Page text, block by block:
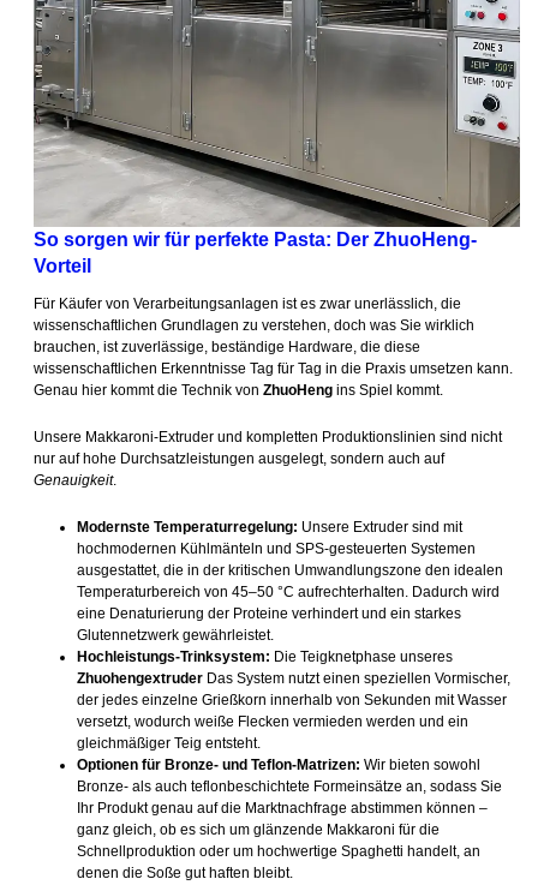
So sorgen wir für perfekte Pasta: Der ZhuoHeng-
Vorteil
Für Käufer von Verarbeitungsanlagen ist es zwar unerlässlich, die
wissenschaftlichen Grundlagen zu verstehen, doch was Sie wirklich
brauchen, ist zuverlässige, beständige Hardware, die diese
wissenschaftlichen Erkenntnisse Tag für Tag in die Praxis umsetzen kann.
Genau hier kommt die Technik von ZhuoHengins Spiel kommt.
Unsere Makkaroni-Extruder und kompletten Produktionslinien sind nicht
nur auf hohe Durchsatzleistungen ausgelegt, sondern auch auf
Genauigkeit.
Modernste Temperaturregelung: Unsere Extruder sind mit
hochmodernen Kühlmänteln und SPS-gesteuerten Systemen
ausgestattet, die in der kritischen Umwandlungszone den idealen
Temperaturbereich von 45–50 °C aufrechterhalten. Dadurch wird
eine Denaturierung der Proteine verhindert und ein starkes
Glutennetzwerk gewährleistet.
Hochleistungs-Trinksystem: Die Teigknetphase unseres
ZhuohengextruderDas System nutzt einen speziellen Vormischer,
der jedes einzelne Grießkorn innerhalb von Sekunden mit Wasser
versetzt, wodurch weiße Flecken vermieden werden und ein
gleichmäßiger Teig entsteht.
Optionen für Bronze- und Teflon-Matrizen: Wir bieten sowohl
Bronze- als auch teflonbeschichtete Formeinsätze an, sodass Sie
Ihr Produkt genau auf die Marktnachfrage abstimmen können –
ganz gleich, ob es sich um glänzende Makkaroni für die
Schnellproduktion oder um hochwertige Spaghetti handelt, an
denen die Soße gut haften bleibt.